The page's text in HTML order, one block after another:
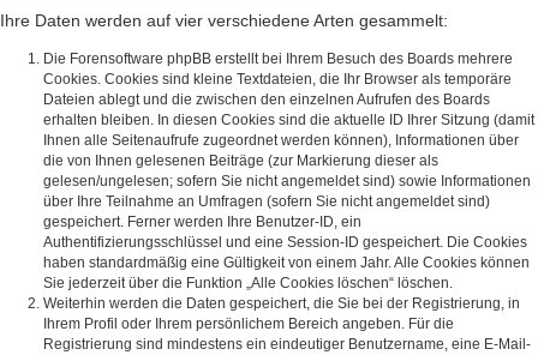
Ihre Daten werden auf vier verschiedene Arten gesammelt:
Die Forensoftware phpBB erstellt bei Ihrem Besuch des Boards mehrere
Cookies. Cookies sind kleine Textdateien, die Ihr Browser als temporäre
Dateien ablegt und die zwischen den einzelnen Aufrufen des Boards
erhalten bleiben. In diesen Cookies sind die aktuelle ID Ihrer Sitzung (damit
Ihnen alle Seitenaufrufe zugeordnet werden können), Informationen über
die von Ihnen gelesenen Beiträge (zur Markierung dieser als
gelesen/ungelesen; sofern Sie nicht angemeldet sind) sowie Informationen
über Ihre Teilnahme an Umfragen (sofern Sie nicht angemeldet sind)
gespeichert. Ferner werden Ihre Benutzer-ID, ein
Authentifizierungsschlüssel und eine Session-ID gespeichert. Die Cookies
haben standardmäßig eine Gültigkeit von einem Jahr. Alle Cookies können
Sie jederzeit über die Funktion „Alle Cookies löschen“ löschen.
Weiterhin werden die Daten gespeichert, die Sie bei der Registrierung, in
Ihrem Profil oder Ihrem persönlichem Bereich angeben. Für die
Registrierung sind mindestens ein eindeutiger Benutzername, eine E-Mail-